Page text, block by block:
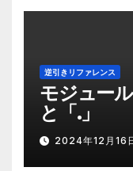
逆引きリファレンス
モジュー
と「.」
2024年12月16